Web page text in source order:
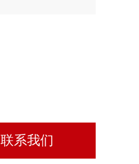
联系我们